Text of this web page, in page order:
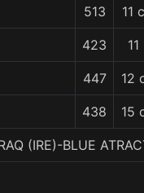
513 11
423
447 12
438 15
(IRE)-BLUE